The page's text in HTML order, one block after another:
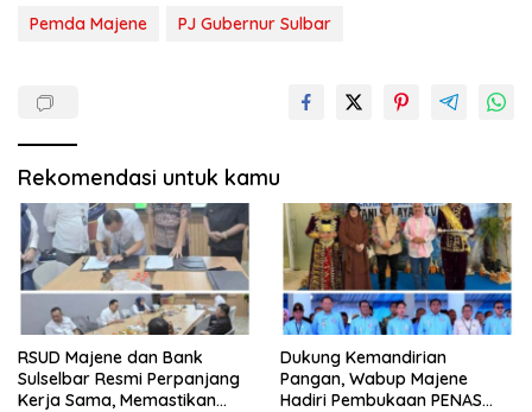
Pemda Majene PJ Gubernur Sulbar
Rekomendasi untuk kamu
RSUD Majene dan Bank
Sulselbar Resmi Perpanjang
Kerja Sama, Memastikan
Dukung Kemandirian
Pangan, Wabup Majene
Hadiri Pembukaan PENAS